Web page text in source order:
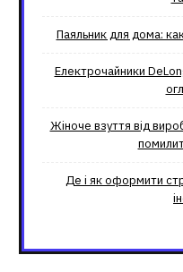
Паяльник для дома:
Електрочайники
Жіноче взуття від
Де і як оформити